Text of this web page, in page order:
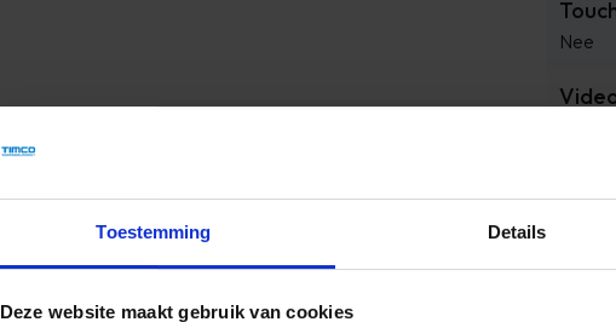
Toestemming Details
Deze website maakt gebruik van cookies
Nee